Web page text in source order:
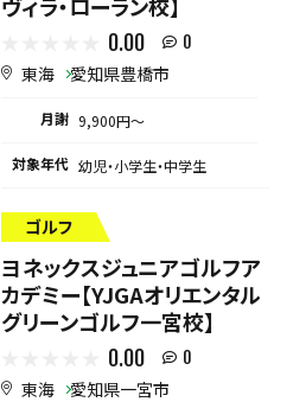
0.00 0
東海 愛知県豊橋市
月謝 9,900円〜
対象年代 幼児・小学生・中学生
ゴルフ
ヨネックスジュニアゴルフア
カデミー【YJGAオリエンタル
グリーンゴルフ一宮校】
0.00 0
東海 愛知県一宮市